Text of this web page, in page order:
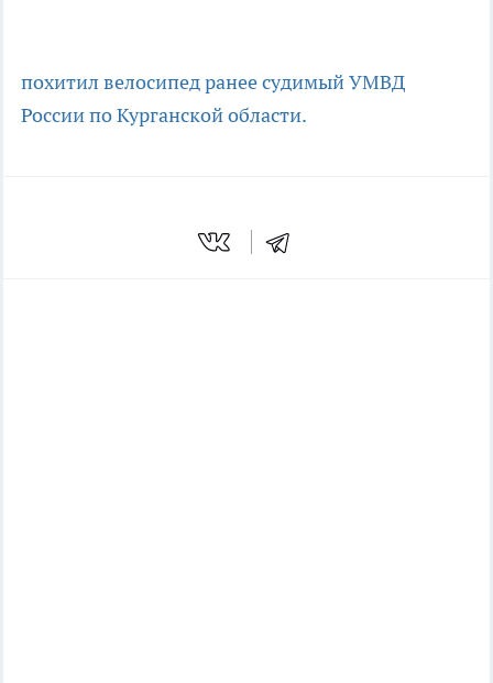
похитил велосипедранее судимыйУМВД
России по Курганской области.